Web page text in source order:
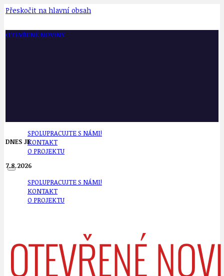
Přeskočit na hlavní obsah
OTEVŘENÉ NOVINY
SPOLUPRACUJTE S NÁMI!
KONTAKT
O PROJEKTU
SPOLUPRACUJTE S NÁMI!
KONTAKT
O PROJEKTU
DNES JE
7.8.2026